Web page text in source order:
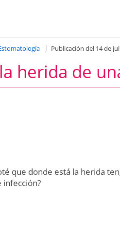
Publicación del 14 de
herida de
que donde está la herida
infección?